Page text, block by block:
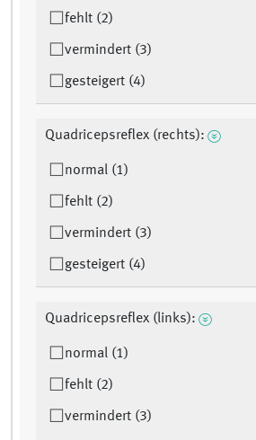
fehlt (2)
vermindert (3)
gesteigert (4)
Quadricepsreflex (rechts):
normal (1)
fehlt (2)
vermindert (3)
gesteigert (4)
Quadricepsreflex (links):
normal (1)
fehlt (2)
vermindert (3)